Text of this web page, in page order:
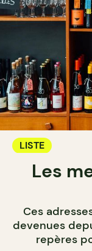
LISTE
Les
Ces
devenues
repères